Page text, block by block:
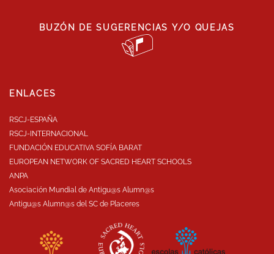
BUZÓN DE SUGERENCIAS Y/O QUEJAS
ENLACES
RSCJ-ESPAÑA
RSCJ-INTERNACIONAL
FUNDACIÓN EDUCATIVA SOFÍA BARAT
EUROPEAN NETWORK OF SACRED HEART SCHOOLS
ANPA
Asociación Mundial de Antigu@s Alumn@s
Antigu@s Alumn@s del SC de Placeres